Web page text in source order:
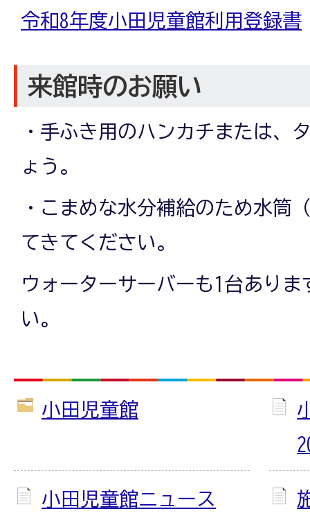
令和8年度小田児童館利用登録書
来館時のお願い
・手ふき用のハンカチまたは、
ょう。
・こまめな水分補給のため水筒
てきてください。
ウォーターサーバーも1台あり
い。
小田児童館
小田児童館ニュース